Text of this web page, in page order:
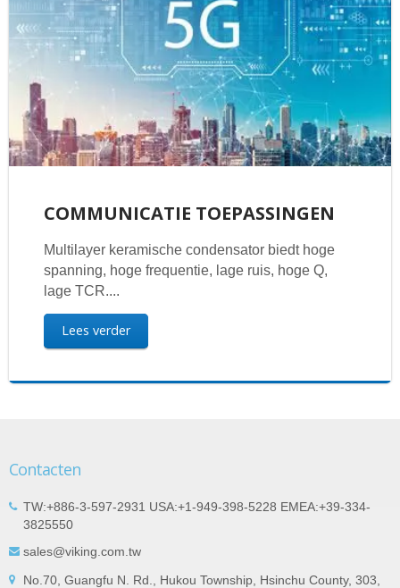
COMMUNICATIE TOEPASSINGEN
Multilayer keramische condensator biedt hoge
spanning, hoge frequentie, lage ruis, hoge Q,
lage TCR....
Lees verder
Contacten
TW:+886-3-597-2931 USA:+1-949-398-5228 EMEA:+39-334-
3825550
sales@viking.com.tw
No.70, Guangfu N. Rd., Hukou Township, Hsinchu County, 303,